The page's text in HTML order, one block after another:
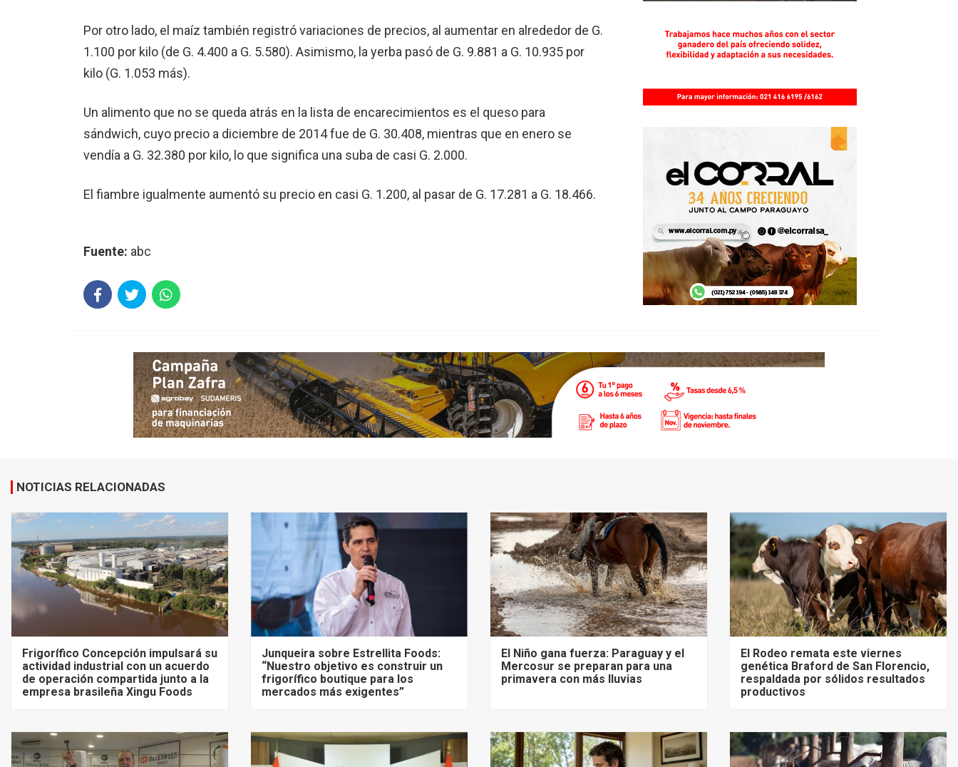
Por otro lado, el maíz también registró variaciones de precios, al aumentar en alrededor de G.
1.100 por kilo (de G. 4.400 a G. 5.580). Asimismo, la yerba pasó de G. 9.881 a G. 10.935 por
kilo (G. 1.053 más).
Un alimento que no se queda atrás en la lista de encarecimientos es el queso para
sándwich, cuyo precio a diciembre de 2014 fue de G. 30.408, mientras que en enero se
vendía a G. 32.380 por kilo, lo que significa una suba de casi G. 2.000.
El fiambre igualmente aumentó su precio en casi G. 1.200, al pasar de G. 17.281 a G. 18.466.
Fuente: abc
NOTICIAS RELACIONADAS
Frigorífico Concepción impulsará su
actividad industrial con un acuerdo
de operación compartida junto a la
empresa brasileña Xingu Foods
Junqueira sobre Estrellita Foods:
“Nuestro objetivo es construir un
frigorífico boutique para los
mercados más exigentes”
El Niño gana fuerza: Paraguay y el
Mercosur se preparan para una
primavera con más lluvias
El Rodeo remata este viernes
genética Braford de San Florencio,
respaldada por sólidos resultados
productivos